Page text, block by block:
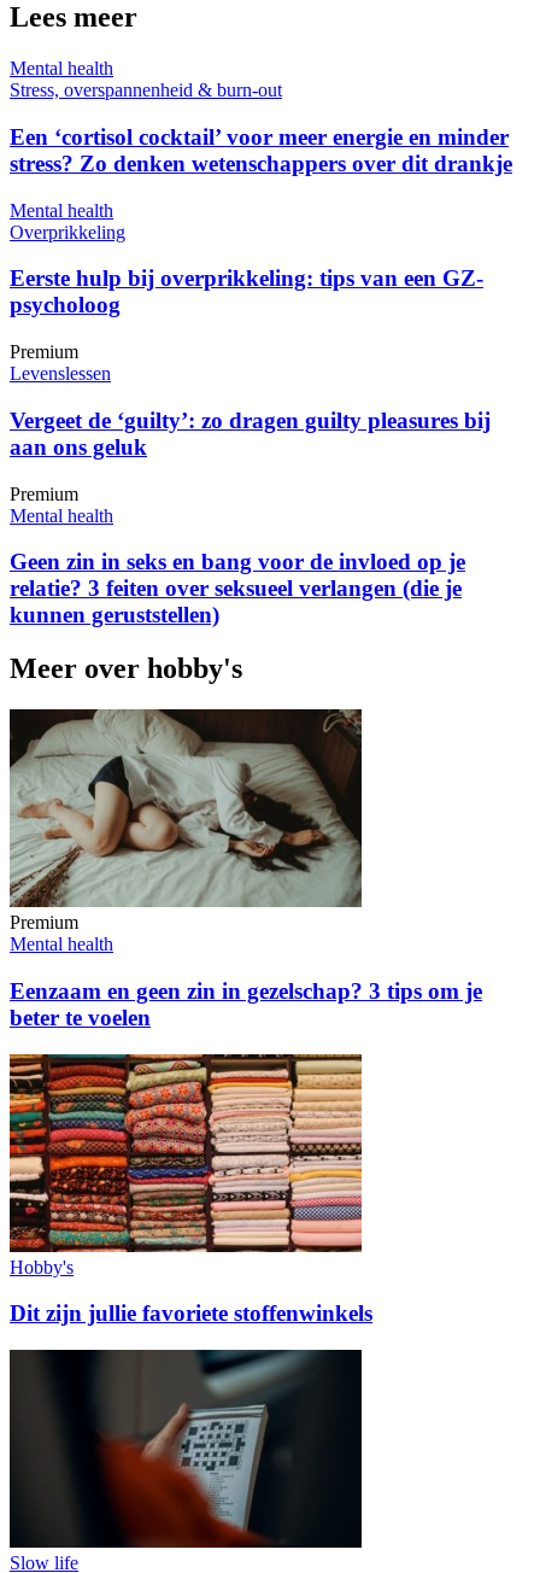
Lees meer
Mental health
Stress, overspannenheid & burn-out
Een ‘cortisol cocktail’ voor meer energie en minder
stress? Zo denken wetenschappers over dit drankje
Mental health
Overprikkeling
Eerste hulp bij overprikkeling: tips van een GZ-
psycholoog
Premium
Levenslessen
Vergeet de ‘guilty’: zo dragen guilty pleasures bij
aan ons geluk
Premium
Mental health
Geen zin in seks en bang voor de invloed op je
relatie? 3 feiten over seksueel verlangen (die je
kunnen geruststellen)
Meer over hobby's
Premium
Mental health
Eenzaam en geen zin in gezelschap? 3 tips om je
beter te voelen
Hobby's
Dit zijn jullie favoriete stoffenwinkels
Slow life